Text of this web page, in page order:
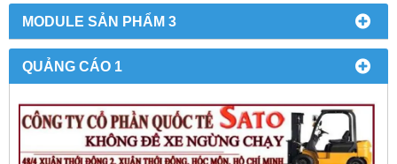
MODULE SẢN PHẨM 3
QUẢNG CÁO 1